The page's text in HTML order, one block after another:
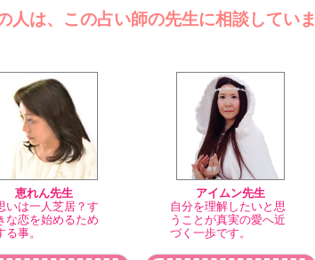
人は、この占い師の先生に相談していま
恵れん先生
いは一人芝居？す
な恋を始めるため
る事。
アイムン先生
自分を理解したいと思
うことが真実の愛へ近
づく一歩です。